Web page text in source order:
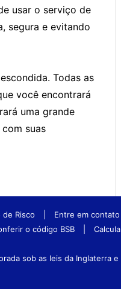
usar o serviço de
segura e evitando
Todas as
você encontrará
uma grande
suas
de Risco Entre em
o código BSB
sob as leis da Inglaterra